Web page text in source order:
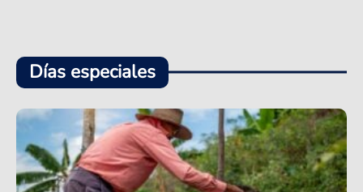
Días especiales